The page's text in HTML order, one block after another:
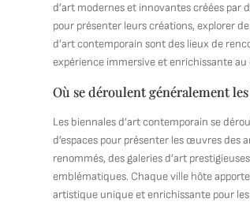
d’art modernes et innovantes créées par
pour présenter leurs créations, explorer
d’art contemporain sont des lieux de
expérience immersive et enrichissante
Où se déroulent généralement
Les biennales d’art contemporain se
d’espaces pour présenter les œuvres
renommés, des galeries d’art
emblématiques. Chaque ville hôte
artistique unique et enrichissante pour